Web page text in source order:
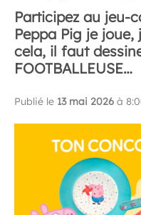
Participez au jeu-
Peppa Pig je joue,
cela, il faut
FOOTBALLEUSE…
Publié le 13 mai 2026 à